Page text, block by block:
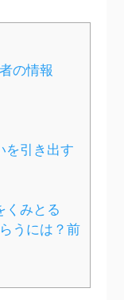
の情報
を引き出す
くみとる
うには？前